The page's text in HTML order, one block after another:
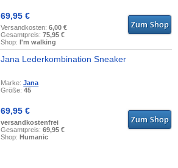
69,95 €
Versandkosten:6,00 €
Gesamtpreis:75,95 €
Shop: I'm walking
Jana Lederkombination Sneaker
Marke:Jana
Größe:45
69,95 €
versandkostenfrei
Gesamtpreis:69,95 €
Shop: Humanic